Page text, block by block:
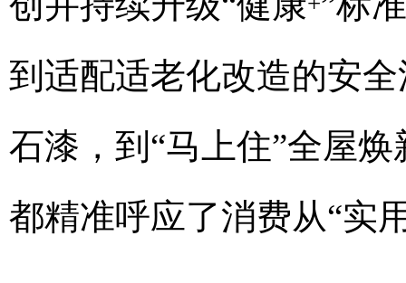
到适配适老化改造的安
石漆，到“马上住”全屋
都精准呼应了消费从“实